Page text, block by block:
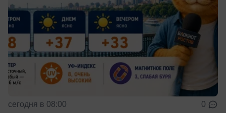
сегодня в 08:00 0